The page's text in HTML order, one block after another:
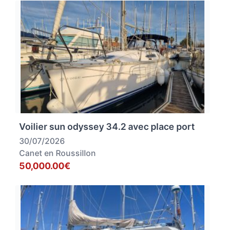
Voilier sun odyssey 34.2 avec place port
30/07/2026
Canet en Roussillon
50,000.00€